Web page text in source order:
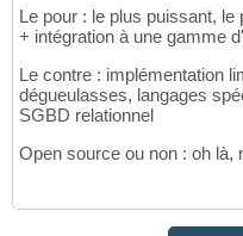
Le pour : le plus puissant, le
+ intégration à une gamme
Le contre : implémentation
dégueulasses, langages
SGBD relationnel
Open source ou non : oh là,